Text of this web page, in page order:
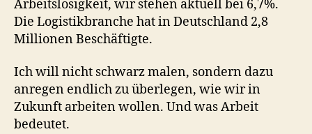
Arbeitslosigkeit, wir stehen aktuell bei 6,7%.
Die Logistikbranche hat in Deutschland 2,8
Millionen Beschäftigte.
Ich will nicht schwarz malen, sondern dazu
anregen endlich zu überlegen, wie wir in
Zukunft arbeiten wollen. Und was Arbeit
bedeutet.